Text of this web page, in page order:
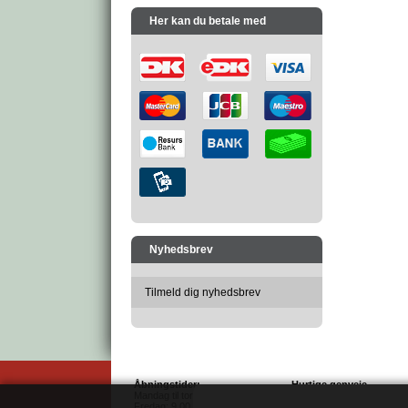
Her kan du betale med
Nyhedsbrev
Tilmeld dig nyhedsbrev
Åbningstider:
Hurtige genveje